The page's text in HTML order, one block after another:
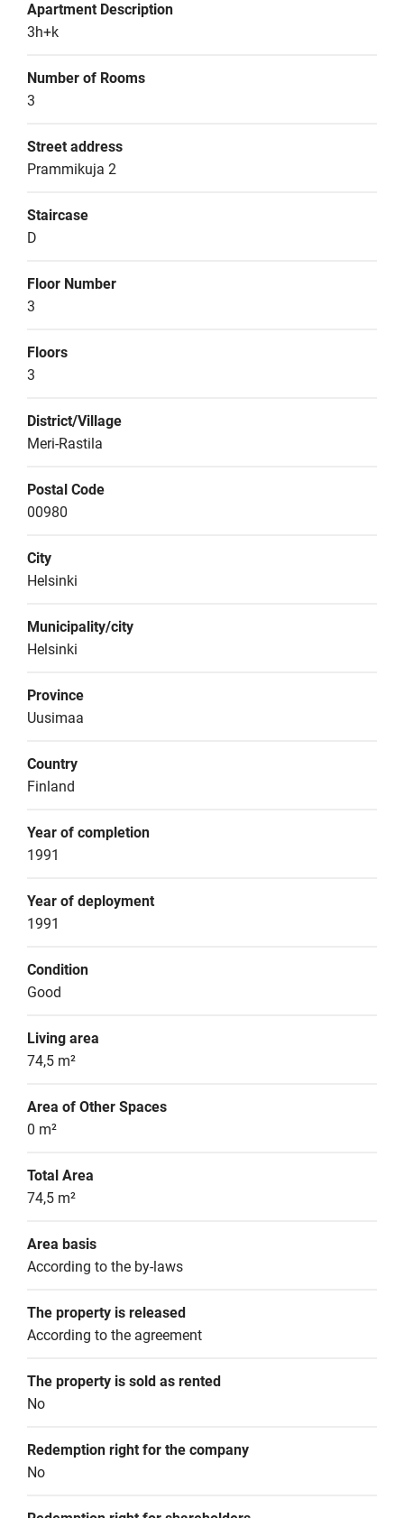
Apartment Description
3h+k
Number of Rooms
3
Street address
Prammikuja 2
Staircase
D
Floor Number
3
Floors
3
District/Village
Meri-Rastila
Postal Code
00980
City
Helsinki
Municipality/city
Helsinki
Province
Uusimaa
Country
Finland
Year of completion
1991
Year of deployment
1991
Condition
Good
Living area
74,5 m²
Area of Other Spaces
0 m²
Total Area
74,5 m²
Area basis
According to the by-laws
The property is released
According to the agreement
The property is sold as rented
No
Redemption right for the company
No